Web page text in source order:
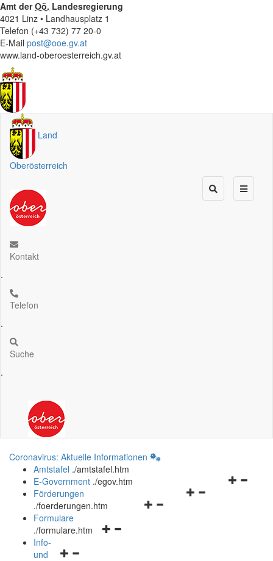
Amt derOö. Landesregierung
4021 Linz • Landhausplatz 1
Telefon (+43 732) 77 20-0
E-Mail post@ooe.gv.at
www.land-oberoesterreich.gv.at
Land
Oberösterreich
Kontakt
.
Telefon
.
Suche
.
Coronavirus: Aktuelle Informationen
Amtstafel ./amtstafel.htm
Navigationsmenü
E-Government ./egov.htm
Navigationsmenü
Förderungen
./foerderungen.htm
Navigationsmenü
Formulare
./formulare.htm
Navigationsmenü
Info-
und